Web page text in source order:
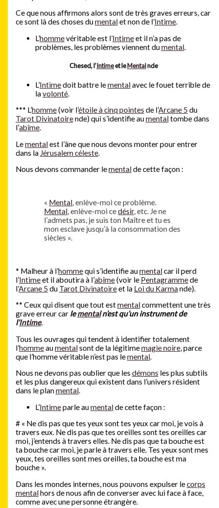
Ce que nous affirmons alors sont de très graves erreurs, car
ce sont là des choses dumentalet non de l’Intime.
L’hommevéritable est l’Intimeet il n’a pas de
problèmes, les problèmes viennent dumental.
Chesed, l’Intimeet leMentalnde
L’Intimedoit battre lementalavec le fouet terrible de
lavolonté.
*** L’homme(voir l’étoile à cinq pointes de l’Arcane 5 du
Tarot Divinatoirende) qui s’identifie aumentaltombe dans
l’abîme.
Lementalest l’âne que nous devons monter pour entrer
dans la Jérusalem céleste.
Nous devons commander lementalde cette façon :
« Mental, enlève-moi ce problème.
Mental, enlève-moi cedésir, etc. Je ne
l’admets pas, je suis ton Maître et tu es
mon esclave jusqu’à la consommation des
siècles ».
* Malheur à l’hommequi s’identifie aumentalcar il perd
l’Intimeet il aboutira à l’abîme(voir le Pentagrammede
l’Arcane 5 du Tarot Divinatoireet la Loi du Karmande).
** Ceux qui disent que tout estmentalcommettent une très
grave erreur car lementaln’est qu’un instrument de
l’Intime.
Tous les ouvrages qui tendent à identifier totalement
l’hommeaumentalsont de la légitimemagie noire, parce
que l’homme véritable n’est pas lemental.
Nous ne devons pas oublier que les démons les plus subtils
et les plus dangereux qui existent dans l’univers résident
dans le planmental.
L’Intimeparle aumentalde cette façon :
#« Ne dis pas que tes yeux sont tes yeux car moi, je vois à
travers eux. Ne dis pas que tes oreilles sont tes oreilles car
moi, j’entends à travers elles. Ne dis pas que ta bouche est
ta bouche car moi, je parle à travers elle. Tes yeux sont mes
yeux, tes oreilles sont mes oreilles, ta bouche est ma
bouche ».
Dans les mondes internes, nous pouvons expulser lecorps
mentalhors de nous afin de converser avec lui face à face,
comme avec une personne étrangère.